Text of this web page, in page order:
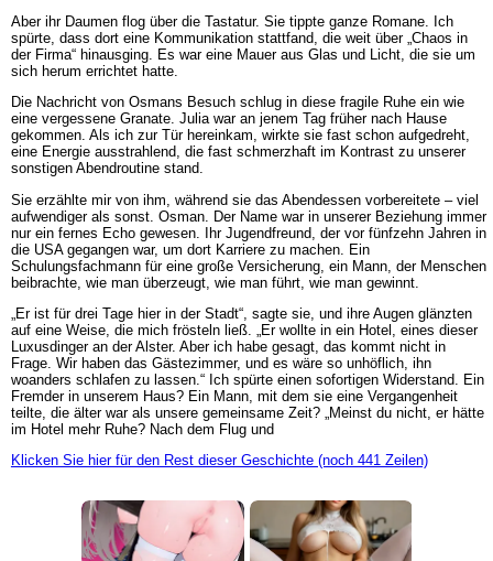
Aber ihr Daumen flog über die Tastatur. Sie tippte ganze Romane. Ich
spürte, dass dort eine Kommunikation stattfand, die weit über „Chaos in
der Firma“ hinausging. Es war eine Mauer aus Glas und Licht, die sie um
sich herum errichtet hatte.
Die Nachricht von Osmans Besuch schlug in diese fragile Ruhe ein wie
eine vergessene Granate. Julia war an jenem Tag früher nach Hause
gekommen. Als ich zur Tür hereinkam, wirkte sie fast schon aufgedreht,
eine Energie ausstrahlend, die fast schmerzhaft im Kontrast zu unserer
sonstigen Abendroutine stand.
Sie erzählte mir von ihm, während sie das Abendessen vorbereitete – viel
aufwendiger als sonst. Osman. Der Name war in unserer Beziehung immer
nur ein fernes Echo gewesen. Ihr Jugendfreund, der vor fünfzehn Jahren in
die USA gegangen war, um dort Karriere zu machen. Ein
Schulungsfachmann für eine große Versicherung, ein Mann, der Menschen
beibrachte, wie man überzeugt, wie man führt, wie man gewinnt.
„Er ist für drei Tage hier in der Stadt“, sagte sie, und ihre Augen glänzten
auf eine Weise, die mich frösteln ließ. „Er wollte in ein Hotel, eines dieser
Luxusdinger an der Alster. Aber ich habe gesagt, das kommt nicht in
Frage. Wir haben das Gästezimmer, und es wäre so unhöflich, ihn
woanders schlafen zu lassen.“ Ich spürte einen sofortigen Widerstand. Ein
Fremder in unserem Haus? Ein Mann, mit dem sie eine Vergangenheit
teilte, die älter war als unsere gemeinsame Zeit? „Meinst du nicht, er hätte
im Hotel mehr Ruhe? Nach dem Flug und
Klicken Sie hier für den Rest dieser Geschichte (noch 441 Zeilen)